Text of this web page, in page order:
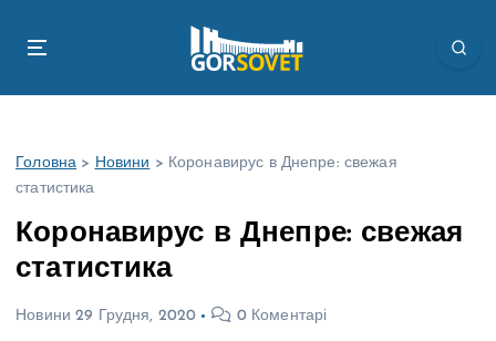
Головна > Новини > Коронавирус в Днепре: свежая
статистика
Коронавирус в Днепре: свежая
статистика
Новини 29 Грудня, 2020 0 Коментарі